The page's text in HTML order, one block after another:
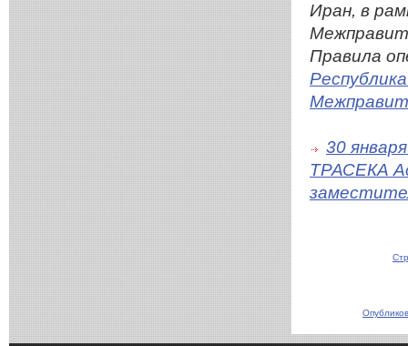
Иран, в
Правила
30
ТРАСЕКА